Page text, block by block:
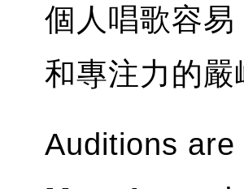
個人唱歌容
和專注力的
Auditions